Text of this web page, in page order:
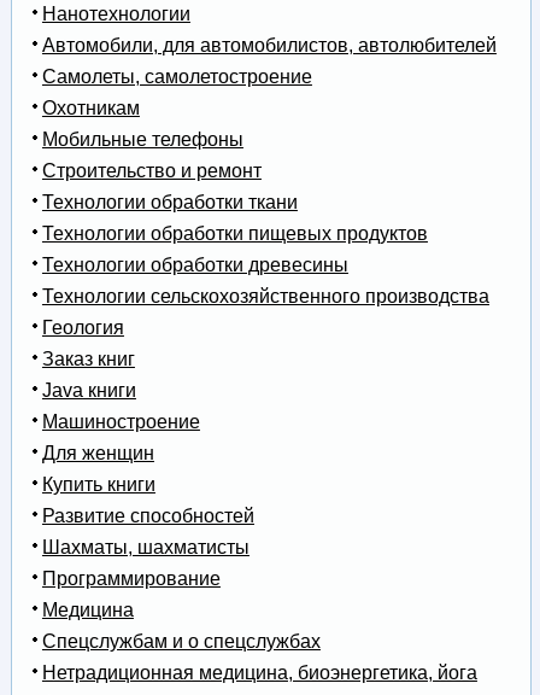
Нанотехнологии
Автомобили, для автомобилистов, автолюбителей
Самолеты, самолетостроение
Охотникам
Мобильные телефоны
Строительство и ремонт
Технологии обработки ткани
Технологии обработки пищевых продуктов
Технологии обработки древесины
Технологии сельскохозяйственного производства
Геология
Заказ книг
Java книги
Машиностроение
Для женщин
Купить книги
Развитие способностей
Шахматы, шахматисты
Программирование
Медицина
Спецслужбам и о спецслужбах
Нетрадиционная медицина, биоэнергетика, йога